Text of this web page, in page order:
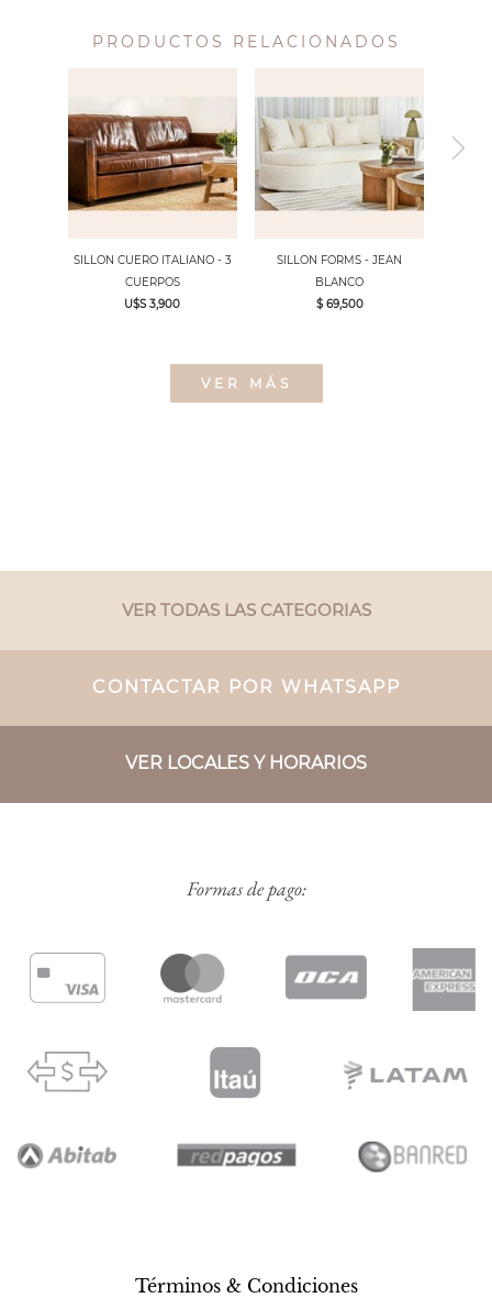
PRODUCTOS RELACIONADOS
SILLON CUERO ITALIANO - 3
CUERPOS
U$S 3,900
SILLON FORMS - JEAN
BLANCO
$ 69,500
VER MÁS
VER TODAS LAS CATEGORIAS
CONTACTAR POR WHATSAPP
VER LOCALES Y HORARIOS
Formas de pago:
Términos & Condiciones